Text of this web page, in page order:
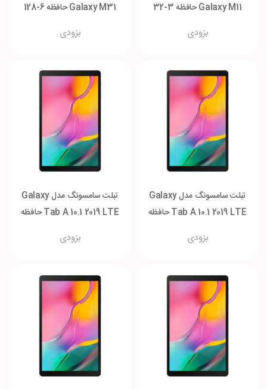
Galaxy M11 حافظه 3-32
بزودی
Galaxy M31 حافظه 6-128
بزودی
تبلت سامسونگ مدل Galaxy
Tab A 10.1 2019 LTE حافظه
بزودی
تبلت سامسونگ مدل Galaxy
Tab A 10.1 2019 LTE حافظه
بزودی